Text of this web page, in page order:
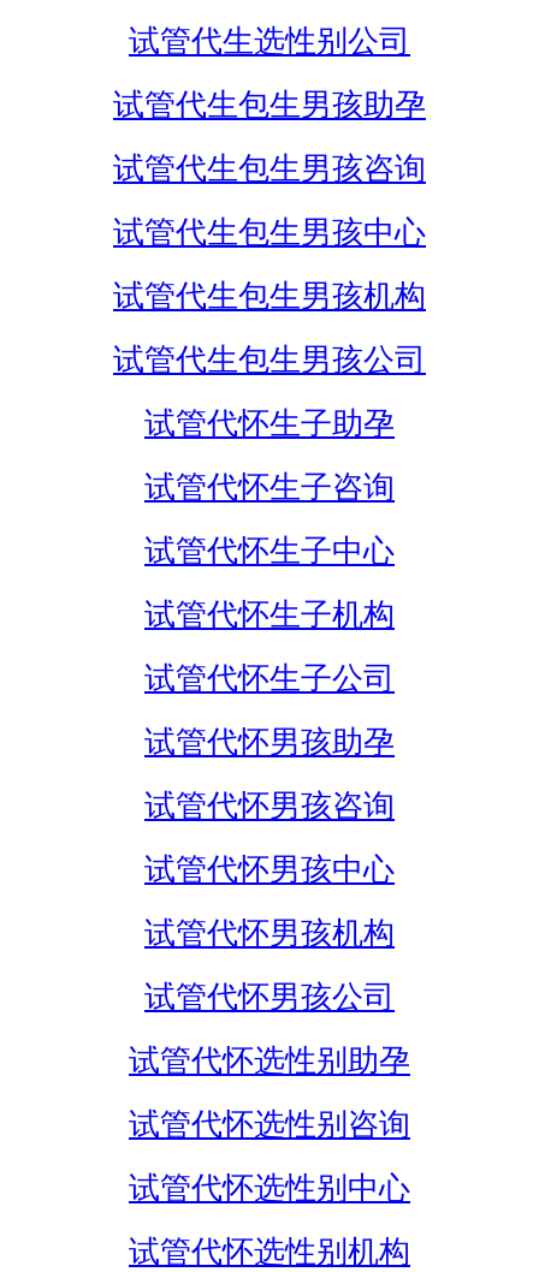
试管代生选性别公司
试管代生包生男孩助孕
试管代生包生男孩咨询
试管代生包生男孩中心
试管代生包生男孩机构
试管代生包生男孩公司
试管代怀生子助孕
试管代怀生子咨询
试管代怀生子中心
试管代怀生子机构
试管代怀生子公司
试管代怀男孩助孕
试管代怀男孩咨询
试管代怀男孩中心
试管代怀男孩机构
试管代怀男孩公司
试管代怀选性别助孕
试管代怀选性别咨询
试管代怀选性别中心
试管代怀选性别机构